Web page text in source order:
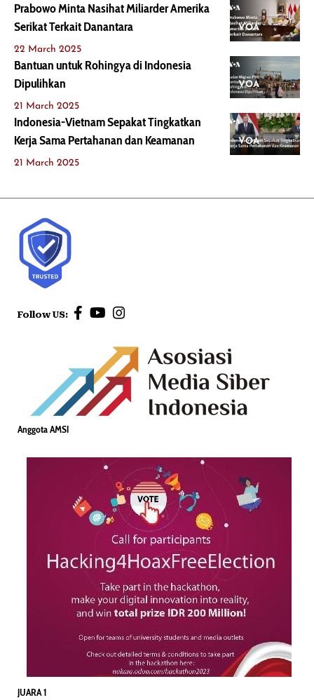
VOA
Prabowo Minta Nasihat Miliarder Amerika
Serikat Terkait Danantara
22 March 2025
VOA
Bantuan untuk Rohingya di Indonesia
Dipulihkan
21 March 2025
VOA
Indonesia-Vietnam Sepakat Tingkatkan
Kerja Sama Pertahanan dan Keamanan
21 March 2025
Follow US:
Anggota AMSI
JUARA 1